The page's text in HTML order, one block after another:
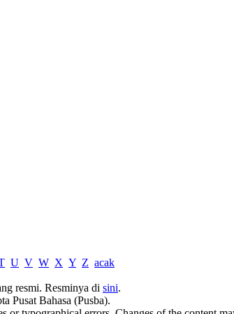
U V W X Y Z acak
resmi. Resminya di sini.
Pusat Bahasa (Pusba).